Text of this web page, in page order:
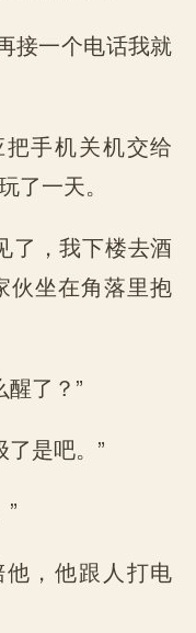
接一个电话我就
手机关机交给
了一天。
，我下楼去酒
伙坐在角落里抱
了？”
是吧。”
，他跟人打电